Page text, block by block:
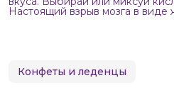
Настоящий взрыв мозга в виде
Конфеты и леденцы